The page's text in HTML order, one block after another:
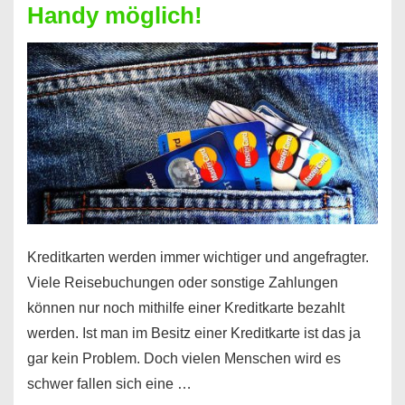
Schufaeintrag
möglich
Handy möglich!
Kreditkarten werden immer wichtiger und angefragter.
Viele Reisebuchungen oder sonstige Zahlungen
können nur noch mithilfe einer Kreditkarte bezahlt
werden. Ist man im Besitz einer Kreditkarte ist das ja
gar kein Problem. Doch vielen Menschen wird es
schwer fallen sich eine …